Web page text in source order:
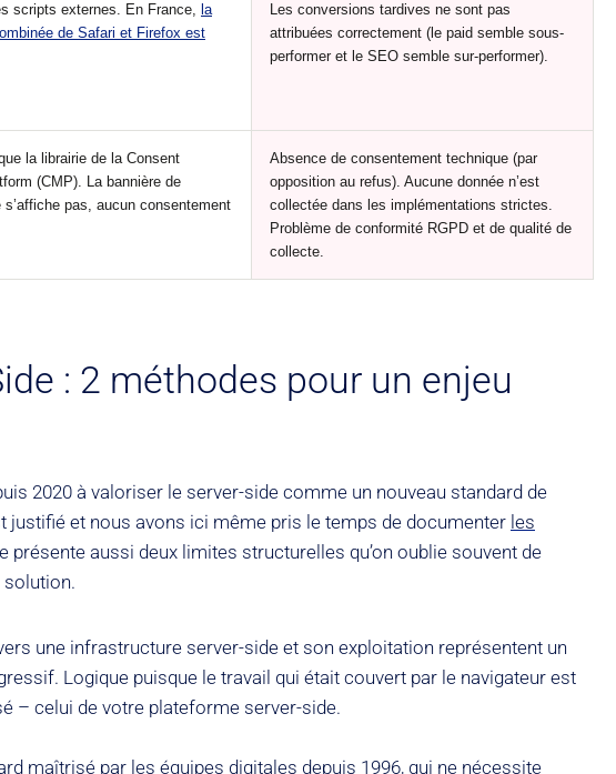
scripts externes. En France, la
de Safari et Firefox est
Les conversions tardives ne sont pas
attribuées correctement (le paid semble sous-
performer et le SEO semble sur-performer).
la librairie de la Consent
(CMP). La bannière de
pas, aucun consentement
Absence de consentement technique (par
opposition au refus). Aucune donnée n’est
collectée dans les implémentations strictes.
Problème de conformité RGPD et de qualité de
collecte.
: 2 méthodes pour un enjeu
2020 à valoriser le server-side comme un nouveau standard de
justifié et nous avons ici même pris le temps de documenter les
présente aussi deux limites structurelles qu’on oublie souvent de
solution.
une infrastructure server-side et son exploitation représentent un
Logique puisque le travail qui était couvert par le navigateur est
– celui de votre plateforme server-side.
maîtrisé par les équipes digitales depuis 1996, qui ne nécessite